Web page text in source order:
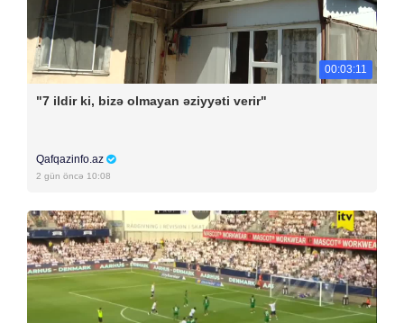
00:03:11
"7 ildir ki, bizə olmayan əziyyəti verir"
Qafqazinfo.az
2 gün öncə 10:08